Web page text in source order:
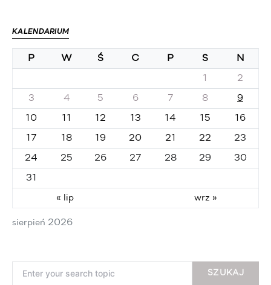
KALENDARIUM
sierpień 2026
P W Ś C P S N
1 2
3 4 5 6 7 8 9
10 11 12 13 14 15 16
17 18 19 20 21 22 23
24 25 26 27 28 29 30
31
« lip wrz »
SZUKAJ